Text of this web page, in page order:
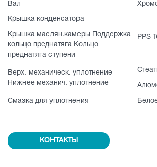
Вал
Крышка конденсатора
Крышка маслян.камеры Поддержка
кольцо преднатяга Кольцо
преднатяга ступени
PPS
Верх. механическ. уплотнение
Нижнее механич. уплотнение
Смазка для уплотнения
КОНТАКТЫ